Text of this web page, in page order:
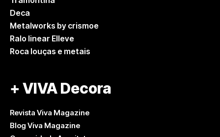
Deca
Metalworks by crismoe
Ralo linear Elleve
Roca louças e metais
+ VIVA Decora
Revista Viva Magazine
Blog Viva Magazine